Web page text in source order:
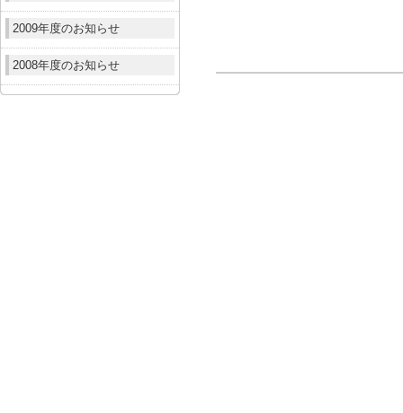
2009年度のお知らせ
2008年度のお知らせ